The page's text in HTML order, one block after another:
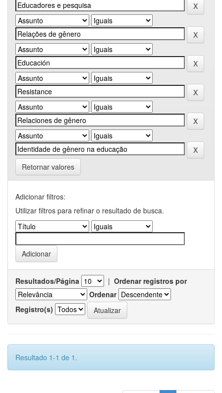
Retornar valores
Adicionar filtros:
Utilizar filtros para refinar o resultado de busca.
Resultados/Página | Ordenar registros por
Ordenar
Registro(s)
Resultado 1-1 de 1.